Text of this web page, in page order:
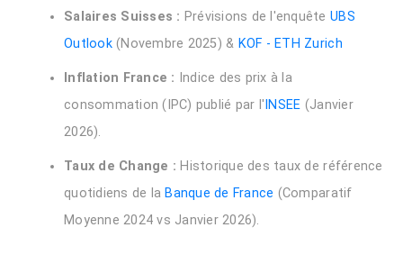
Salaires Suisses : Prévisions de l'enquêteUBS
Outlook(Novembre 2025) & KOF - ETH Zurich
Inflation France : Indice des prix à la
consommation (IPC) publié par l' INSEE (Janvier
2026).
Taux de Change : Historique des taux de référence
quotidiens de la Banque de France (Comparatif
Moyenne 2024 vs Janvier 2026).